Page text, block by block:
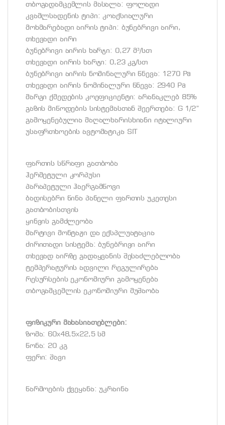
თბოგადამცემლის მასალა: ფოლადი
კვამლსადენის ტიპი: კოაქსიალური
მოხმარებადი აირის ტიპი: ბუნებრივი აირი,
თხევადი აირი
ბუნებრივი აირის ხარჯი: 0,27 მ³/სთ
თხევადი აირის ხარჯი: 0,23 კგ/სთ
ბუნებრივი აირის ნომინალური წნევა: 1270 Pa
თხევადი აირის ნომინალური წნევა: 2940 Pa
მარგი ქმედების კოეფიციენტი: არანაკლებ 85%
გაზის მიწოდების სისტემასთან შეერთება: G 1/2”
გამოყენებულია მაღალხარისხიანი იტალიური
უსაფრთხოების ავტომატიკა SIT
ფართის სწრაფი გათბობა
ჰერმეტული კორპუსი
პარაპეტული ჰაერგამწოვი
ბადისებრი წინა პანელი ფართის უკეთესი
გათბობისთვის
ყინვის გამძლეობა
მარტივი მონტაჟი და ექსპლუატაცია
ძირითადი სისტემა: ბუნებრივი აირი
თხევად აირზე გადაყვანის შესაძლებლობა
ტემპერატურის ადვილი რეგულირება
რესურსების ეკონომიური გამოყენება
თბოგამცემლის ეკონომიური მუშაობა
ფიზიკური მახასიათებლები:
ზომა: 60х48,5х22,5 სმ
წონა: 20 კგ
ფერი: შავი
წარმოების ქვეყანა: უკრაინა